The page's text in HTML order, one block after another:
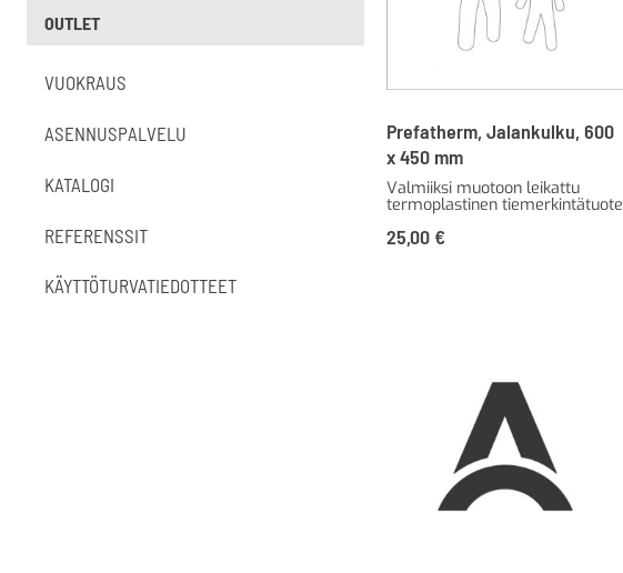
OUTLET
VUOKRAUS
ASENNUSPALVELU
KATALOGI
REFERENSSIT
KÄYTTÖTURVATIEDOTTEET
Prefatherm, Jalankulku, 600
x 450 mm
Valmiiksi muotoon leikattu
termoplastinen tiemerkintätuote
25,00 €